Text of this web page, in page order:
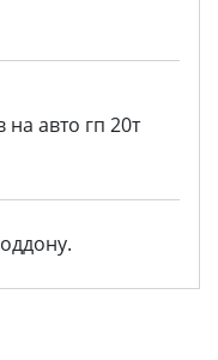
авто гп 20т